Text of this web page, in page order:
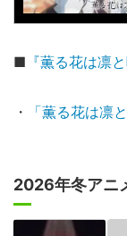
■ 『薫る花は凛
・ 「薫る花は凛
2026年冬アニ